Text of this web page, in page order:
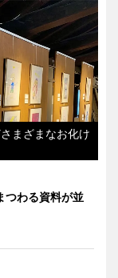
まざまなお化け
つわる資料が並